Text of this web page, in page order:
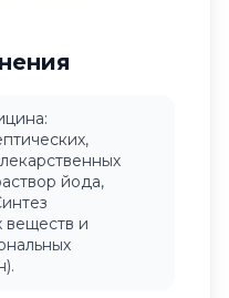
йода,
веществ и